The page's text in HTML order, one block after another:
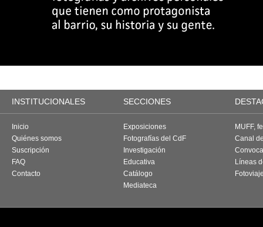
INSTITUCIONALES SECCIONES
Inicio
Quiénes somos
Suscripción
FAQ
Contacto
Exposiciones
Fotografías del CdF
Investigación
Educativa
Catálogo
Mediateca
MUFF,
Canal
Líneas